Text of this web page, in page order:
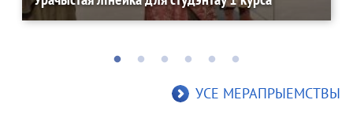
УСЕ МЕРАПРЫЕМСТВЫ